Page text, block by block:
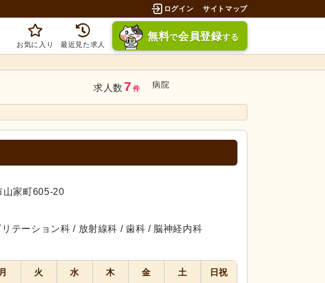
ログイン サイトマップ
お気に入り 最近見た求人
無料で会員登録する
求人数 7 件 病院
山家町605-20
テーション科 / 放射線科 / 歯科 / 脳神経内科
月 火 水 木 金 土 日祝